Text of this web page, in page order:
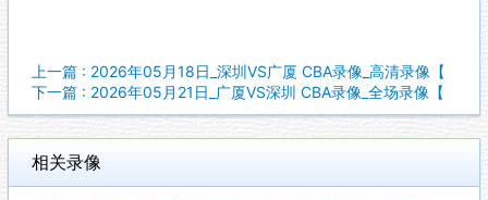
上一篇 : 2026年05月18日_深圳VS广厦 CBA录像_高清录像【
下一篇 : 2026年05月21日_广厦VS深圳 CBA录像_全场录像【
相关录像